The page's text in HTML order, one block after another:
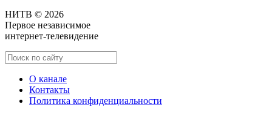
НИТВ © 2026
Первое независимое
интернет-телевидение
О канале
Контакты
Политика конфиденциальности